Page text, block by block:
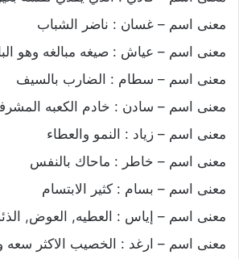
معنى اسم – غسان : ناضر الشباب
معنى اسم – عياش : صيغه مبالغه وهو
معنى اسم – سطام : الضارب بالسيف
معنى اسم – سادن : خادم الكعبه
معنى اسم – زياد : النمو والعطاء
معنى اسم – خاطر : ماحاك بالنفس
معنى اسم – بسام : كثير الابتسام
معنى اسم – إياس : العطيه, العوض,
معنى اسم – ارغد : الخصيب الاكثر سعه